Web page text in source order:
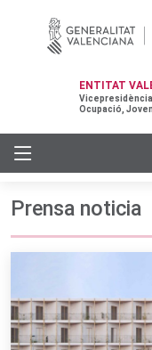
ENTITAT
Vicepresidència
Ocupació,
Prensa noticia